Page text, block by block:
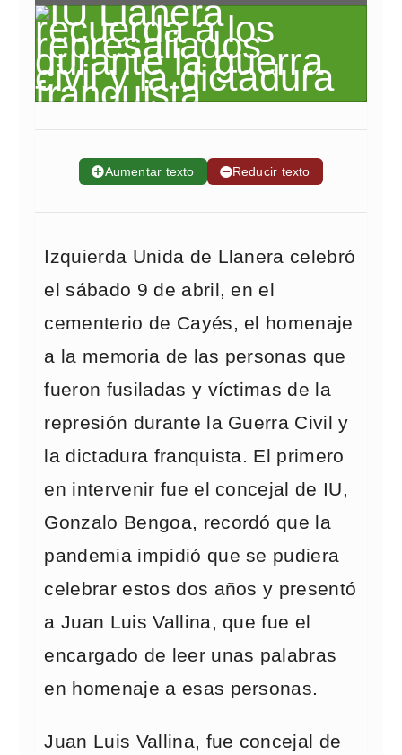
➕Aumentar texto ➖Reducir texto
Izquierda Unida de Llanera celebró
el sábado 9 de abril, en el
cementerio de Cayés, el homenaje
a la memoria de las personas que
fueron fusiladas y víctimas de la
represión durante la Guerra Civil y
la dictadura franquista. El primero
en intervenir fue el concejal de IU,
Gonzalo Bengoa, recordó que la
pandemia impidió que se pudiera
celebrar estos dos años y presentó
a Juan Luis Vallina, que fue el
encargado de leer unas palabras
en homenaje a esas personas.
Juan Luis Vallina, fue concejal de